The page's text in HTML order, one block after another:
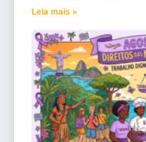
Leia mais »